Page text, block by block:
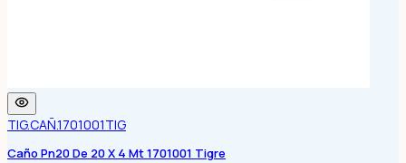
TIG.CAÑ.1701001TIG
Caño Pn20 De 20 X 4 Mt 1701001 Tigre